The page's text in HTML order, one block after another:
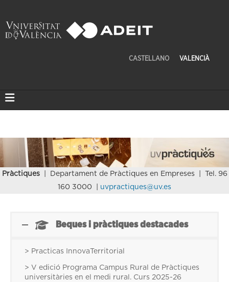
CASTELLANO VALENCIÀ
Pràctiques
| Departament de Pràctiques en Empreses | Tel. 96
160 3000 | uvpractiques@uv.es
Beques i pràctiques destacades
> Practicas InnovaTerritorial
> V edició Programa Campus Rural de Pràctiques
universitàries en el medi rural. Curs 2025-26